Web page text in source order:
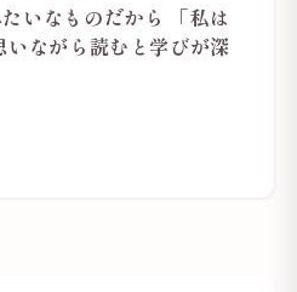
いなものだから 「私は
ながら読むと学びが深